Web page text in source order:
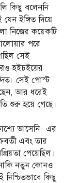
কিছু বলেননি
ইঙ্গিত দিয়ে
নিজের কয়েকটি
পরে
সেই
হইচইয়ের
সেই পোস্ট
আর ধরেই
শুরু হয়ে গেছে।
আসেনি। এর
এবং তার
পেয়েছিল।
নাকি নতুন কোনও
কিছু